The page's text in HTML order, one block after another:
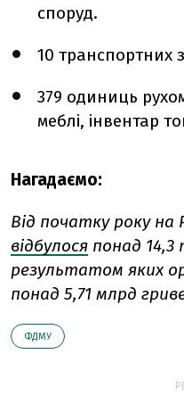
споруд.
10 транспортних
379 одиниць
меблі, інвентар
Нагадаємо:
Від початку року на
відбулося понад 14,3
результатом яких
понад 5,71 млрд
ФДМУ